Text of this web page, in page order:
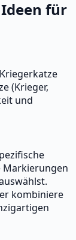
für
(Krieger,
und
Markierungen
kombiniere